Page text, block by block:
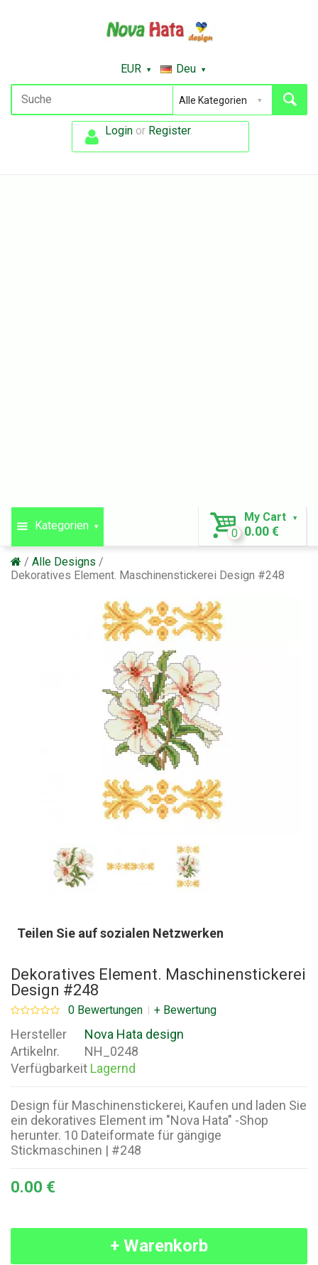
EUR Deu
Login or Register.
Kategorien
My Cart
0 0.00 €
Alle Designs
Dekoratives Element. Maschinenstickerei Design #248
Teilen Sie auf sozialen Netzwerken
Dekoratives Element. Maschinenstickerei
Design #248
0 Bewertungen + Bewertung
Hersteller
Nova Hata design
Artikelnr.
NH_0248
Verfügbarkeit Lagernd
Design für Maschinenstickerei, Kaufen und laden Sie
ein dekoratives Element im "Nova Hata" -Shop
herunter. 10 Dateiformate für gängige
Stickmaschinen | #248
0.00 €
+ Warenkorb